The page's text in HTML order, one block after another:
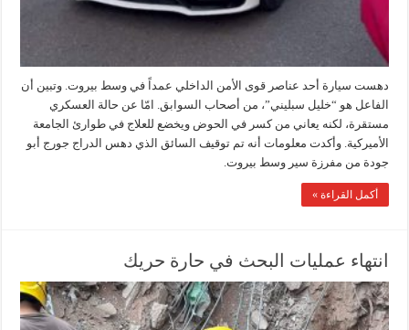
دهست سيارة أحد عناصر قوى الأمن الداخلي عمداً في وسط بيروت. وتبين أن
الفاعل هو “خليل سبليني”، من أصحاب السوابق. امّا عن حالة العسكري
مستقرة، لكنه يعاني من كسر في الحوض ويخضع للعلاج في طوارئ الجامعة
الأميركية. وأكدت معلومات أنه تم توقيف السائق الذي دهس الدراج جورج أبو
جودة من مفرزة سير وسط بيروت.
أكمل القراءة »
انتهاء عمليات البحث في حارة حريك